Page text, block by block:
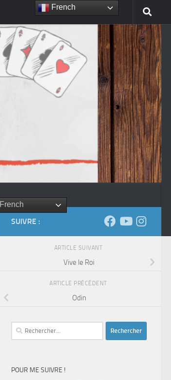
French
SUIVRE :
ARTICLE SUIVANT
Vive le Roi
ARTICLE PRÉCÉDENT
Odin
Rechercher :
POUR ME SUIVRE !
French